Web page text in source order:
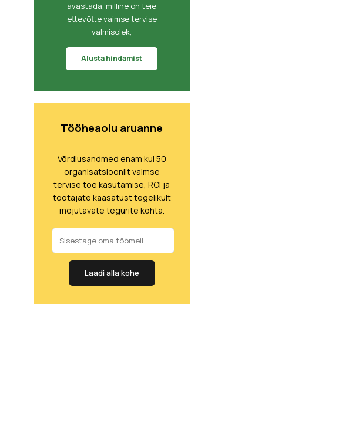
avastada, milline on teie
ettevõtte vaimse tervise
valmisolek,
Alusta hindamist
Tööheaolu aruanne
Võrdlusandmed enam kui 50
organisatsioonilt vaimse
tervise toe kasutamise, ROI ja
töötajate kaasatust tegelikult
mõjutavate tegurite kohta.
Laadi alla kohe